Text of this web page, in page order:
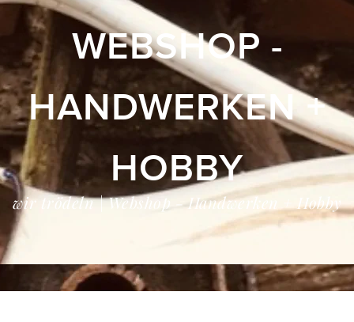
WEBSHOP -
HANDWERKEN +
HOBBY
wir trödeln | Webshop - Handwerken + Hobby